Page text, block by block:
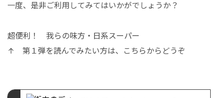
一度、是非ご利用してみてはいかがでしょうか？
超便利！ 我らの味方・日系スーパー
↑ 第１弾を読んでみたい方は、こちらからどうぞ